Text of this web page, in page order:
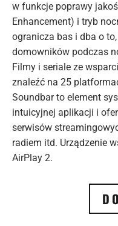
w funkcje poprawy
Enhancement) i tryb
ogranicza bas i dba o
domowników podczas
Filmy i seriale ze
znaleźć na 25
Soundbar to element
intuicyjnej aplikacji i
serwisów
radiem itd. Urządzenie
AirPlay 2.